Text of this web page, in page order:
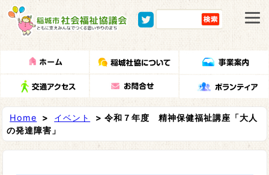
Home > イベント
> 令和７年度 精神保健福祉講座「大人
の発達障害」